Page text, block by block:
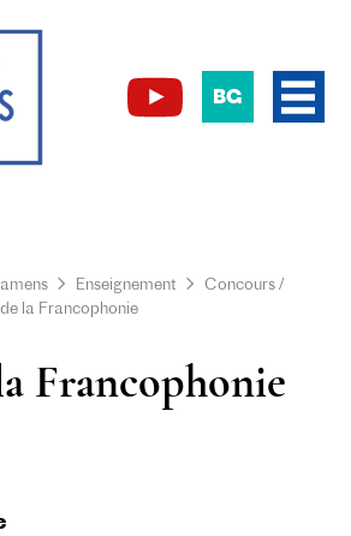
BG
Enseignement
Concours /
la Francophonie
Francophonie